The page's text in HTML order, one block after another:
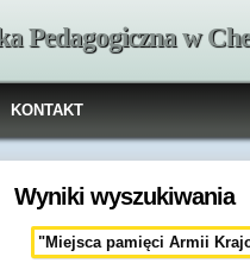
Pedagogiczna w
KONTAKT
Wyniki wyszukiwania